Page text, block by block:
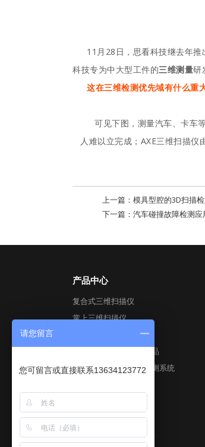
11月28日，思看科技继去年推
科技专为中大型工件的三维测量研
这在三维检测优先域有什么重
可见下图，测量汽车、卡车
人难以立完成；AXE三维扫描仪
上一篇： 模具型腔的3D扫描
下一篇： 汽车碰撞故障检测应
产品中心
复合式三维扫描仪
掌上三维扫描仪
跟踪式3D视觉数字化产品
工业级自动化3D视觉检测系统
AirGO Power智能模块
Geomagic后期处理软件
请您留言
您可留言或直接联系13634123772